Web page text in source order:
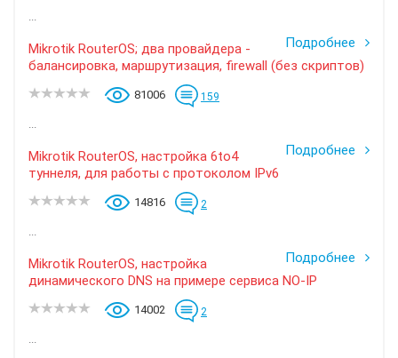
...
Подробнее
Mikrotik RouterOS; два провайдера -
балансировка, маршрутизация, firewall (без скриптов)
81006 159
...
Подробнее
Mikrotik RouterOS, настройка 6to4
туннеля, для работы с протоколом IPv6
14816 2
...
Подробнее
Mikrotik RouterOS, настройка
динамического DNS на примере сервиса NO-IP
14002 2
...